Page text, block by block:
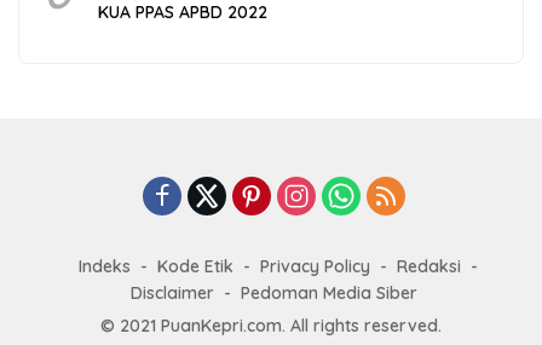
KUA PPAS APBD 2022
Indeks Kode Etik Privacy Policy
Redaksi
Disclaimer
Pedoman Media Siber
© 2021 PuanKepri.com. All rights reserved.